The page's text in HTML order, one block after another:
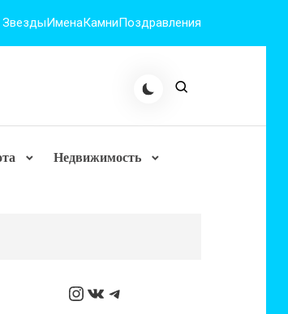
ЗвездыИменаКамниПоздравления
Недвижимость
Instagram
ВКонтакте
Telegram